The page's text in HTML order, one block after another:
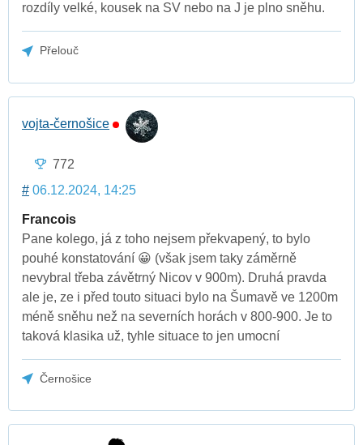
rozdíly velké, kousek na SV nebo na J je plno sněhu.
Přelouč
vojta-černošice
772
# 06.12.2024, 14:25
Francois
Pane kolego, já z toho nejsem překvapený, to bylo
pouhé konstatování 😀 (však jsem taky záměrně
nevybral třeba závětrný Nicov v 900m). Druhá pravda
ale je, ze i před touto situaci bylo na Šumavě ve 1200m
méně sněhu než na severních horách v 800-900. Je to
taková klasika už, tyhle situace to jen umocní
Černošice